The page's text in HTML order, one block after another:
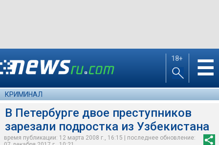
18+ ☰
КРИМИНАЛ
В Петербурге двое преступников
зарезали подростка из Узбекистана
время публикации: 12 марта 2008 г., 16:15 | последнее обновление: